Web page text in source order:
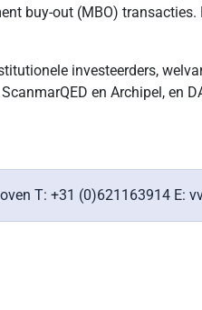
buy-out (MBO)
investeerders,
en Archipel, en
T: +31 (0)621163914 E: